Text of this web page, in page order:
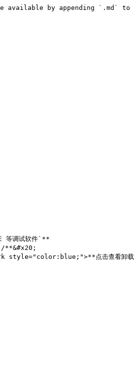
available by appending `.md` to
调试软件`**
/**&#x20;
style="color:blue;">**点击查看卸载